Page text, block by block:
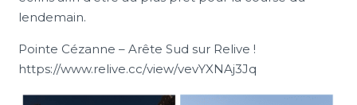
lendemain.
Pointe Cézanne – Arête Sud sur Relive !
https://www.relive.cc/view/vevYXNAj3Jq